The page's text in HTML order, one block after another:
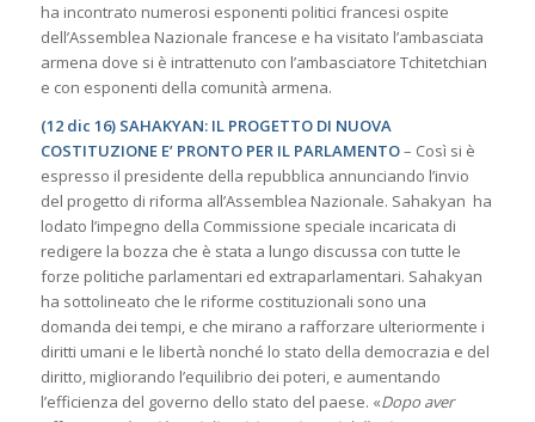
ha incontrato numerosi esponenti politici francesi ospite
dell’Assemblea Nazionale francese e ha visitato l’ambasciata
armena dove si è intrattenuto con l’ambasciatore Tchitetchian
e con esponenti della comunità armena.
(12 dic 16) SAHAKYAN: IL PROGETTO DI NUOVA
COSTITUZIONE E’ PRONTO PER IL PARLAMENTO– Così si è
espresso il presidente della repubblica annunciando l’invio
del progetto di riforma all’Assemblea Nazionale. Sahakyan ha
lodato l’impegno della Commissione speciale incaricata di
redigere la bozza che è stata a lungo discussa con tutte le
forze politiche parlamentari ed extraparlamentari. Sahakyan
ha sottolineato che le riforme costituzionali sono una
domanda dei tempi, e che mirano a rafforzare ulteriormente i
diritti umani e le libertà nonché lo stato della democrazia e del
diritto, migliorando l’equilibrio dei poteri, e aumentando
l’efficienza del governo dello stato del paese. «Dopo aver